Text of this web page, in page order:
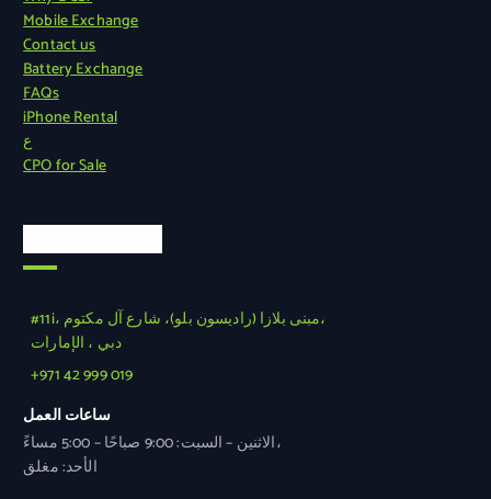
Mobile Exchange
Contact us
Battery Exchange
FAQs
iPhone Rental
ع
CPO for Sale
#11i، مبنى بلازا (راديسون بلو)، شارع آل مكتوم،
دبي ، الإمارات
+971 42 999 019
ساعات العمل
الاثنين – السبت: 9:00 صباحًا – 5:00 مساءً،
الأحد: مغلق